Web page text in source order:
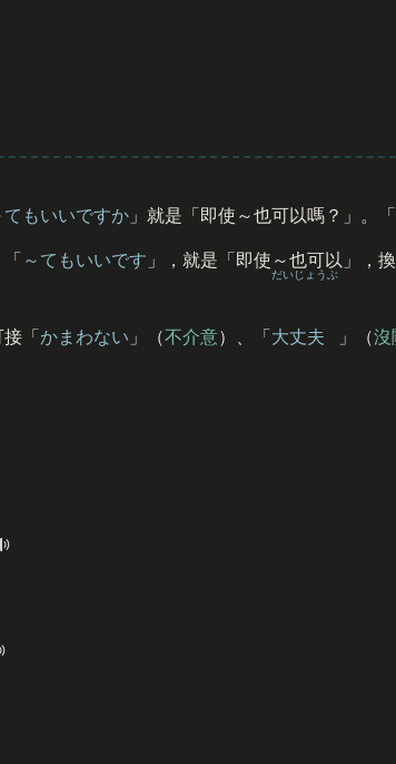
てもいいですか 」就是「即使～也可以嗎？」。「
～てもいいです 」，就是「即使～也可以」，
「 かまわない 」（不介意）、「 大丈夫
だいじょうぶ
」（沒